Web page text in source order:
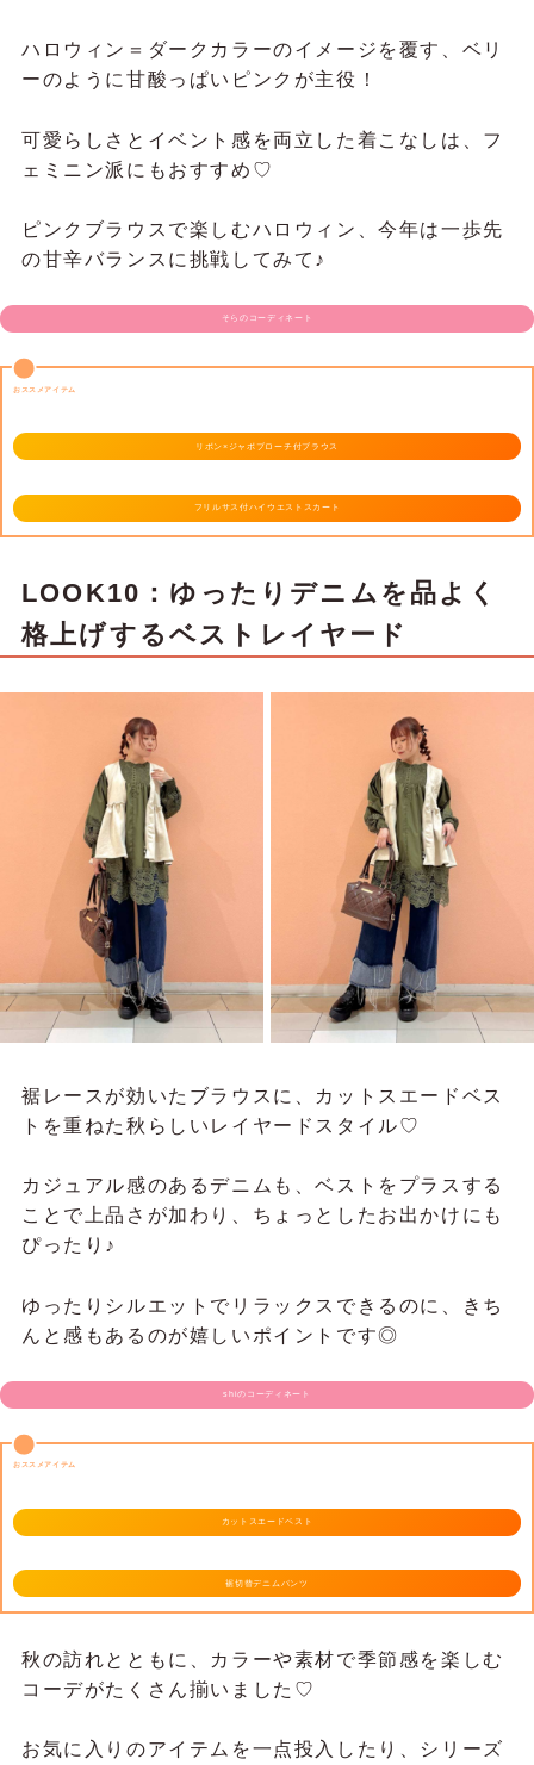
ハロウィン＝ダークカラーのイメージを覆す、ベリ
ーのように甘酸っぱいピンクが主役！
可愛らしさとイベント感を両立した着こなしは、フ
ェミニン派にもおすすめ♡
ピンクブラウスで楽しむハロウィン、今年は一歩先
の甘辛バランスに挑戦してみて♪
そらのコーディネート
おススメアイテム
リボン×ジャボブローチ付ブラウス
フリルサス付ハイウエストスカート
LOOK10：ゆったりデニムを品よく
格上げするベストレイヤード
裾レースが効いたブラウスに、カットスエードベス
トを重ねた秋らしいレイヤードスタイル♡
カジュアル感のあるデニムも、ベストをプラスする
ことで上品さが加わり、ちょっとしたお出かけにも
ぴったり♪
ゆったりシルエットでリラックスできるのに、きち
んと感もあるのが嬉しいポイントです◎
shiのコーディネート
おススメアイテム
カットスエードベスト
裾切替デニムパンツ
秋の訪れとともに、カラーや素材で季節感を楽しむ
コーデがたくさん揃いました♡
お気に入りのアイテムを一点投入したり、シリーズ